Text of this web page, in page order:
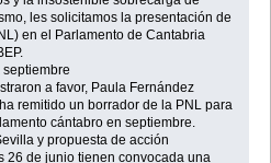
les solicitamos la presentación de
en el Parlamento de Cantabria
a favor, Paula Fernández
remitido un borrador de la PNL para
cántabro en septiembre.
y propuesta de acción
26 de junio tienen convocada una